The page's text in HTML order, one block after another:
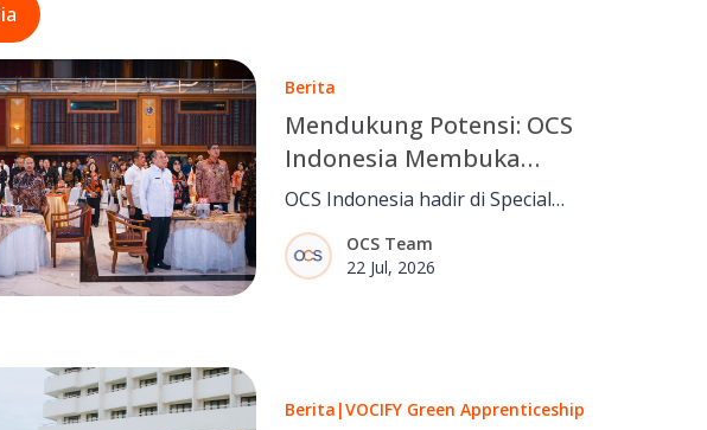
Berita
Mendukung Potensi: OCS
Indonesia Membuka
Peluang Inklusif Bersama
Special Olympics Indonesia
OCS Indonesia hadir di Special
Olympics Indonesia Appreciation
Night, menegaskan komitmen
dalam menciptakan peluang dan
OCS Team
22 Jul, 2026
Berita |VOCIFY Green Apprenticeship